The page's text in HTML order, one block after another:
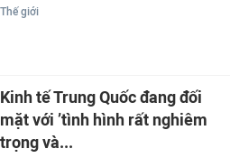
Thế giới
Kinh tế Trung Quốc đang đối
mặt với ’tình hình rất nghiêm
trọng và...